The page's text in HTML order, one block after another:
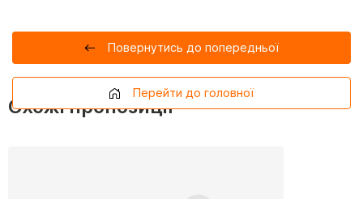
Повернутись до попередньої
Перейти до головної
Схожі пропозиції